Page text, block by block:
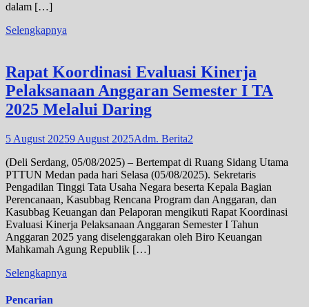
dalam […]
Selengkapnya
Rapat Koordinasi Evaluasi Kinerja
Pelaksanaan Anggaran Semester I TA
2025 Melalui Daring
5 August 20259 August 2025Adm. Berita2
(Deli Serdang, 05/08/2025) – Bertempat di Ruang Sidang Utama
PTTUN Medan pada hari Selasa (05/08/2025). Sekretaris
Pengadilan Tinggi Tata Usaha Negara beserta Kepala Bagian
Perencanaan, Kasubbag Rencana Program dan Anggaran, dan
Kasubbag Keuangan dan Pelaporan mengikuti Rapat Koordinasi
Evaluasi Kinerja Pelaksanaan Anggaran Semester I Tahun
Anggaran 2025 yang diselenggarakan oleh Biro Keuangan
Mahkamah Agung Republik […]
Selengkapnya
Pencarian